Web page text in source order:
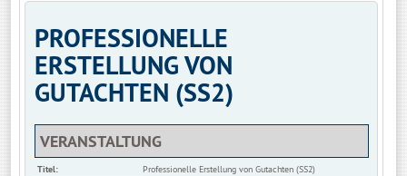
PROFESSIONELLE
ERSTELLUNG VON
GUTACHTEN (SS2)
VERANSTALTUNG
Titel:
Professionelle Erstellung von Gutachten (SS2)